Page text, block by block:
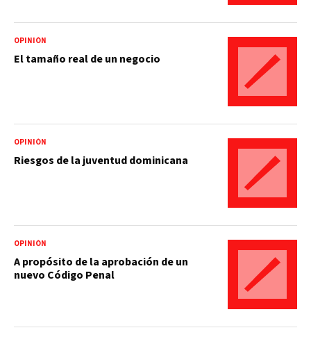
OPINIÓN
El tamaño real de un negocio
OPINIÓN
Riesgos de la juventud dominicana
OPINIÓN
A propósito de la aprobación de un
nuevo Código Penal